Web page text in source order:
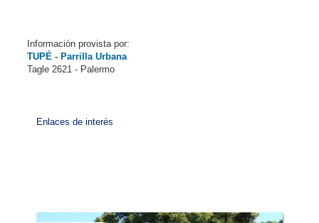
Información provista por:
TUPÉ - Parrilla Urbana
Tagle 2621 - Palermo
Enlaces de interés